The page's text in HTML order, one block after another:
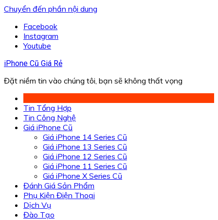
Chuyển đến phần nội dung
Facebook
Instagram
Youtube
iPhone Cũ Giá Rẻ
Đặt niềm tin vào chúng tôi, bạn sẽ không thất vọng
Tin Tổng Hợp
Tin Công Nghệ
Giá iPhone Cũ
Giá iPhone 14 Series Cũ
Giá iPhone 13 Series Cũ
Giá iPhone 12 Series Cũ
Giá iPhone 11 Series Cũ
Giá iPhone X Series Cũ
Đánh Giá Sản Phẩm
Phụ Kiện Điện Thoại
Dịch Vụ
Đào Tạo